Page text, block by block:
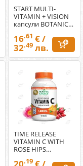
START MULTI-
VITAMIN + VISION
капсули BOTANIC
CHOICE
16.61 € /
32.49 лв.
TIME RELEASE
VITAMIN C WITH
ROSE HIPS
таблетки BOTANIC
20.19 € /